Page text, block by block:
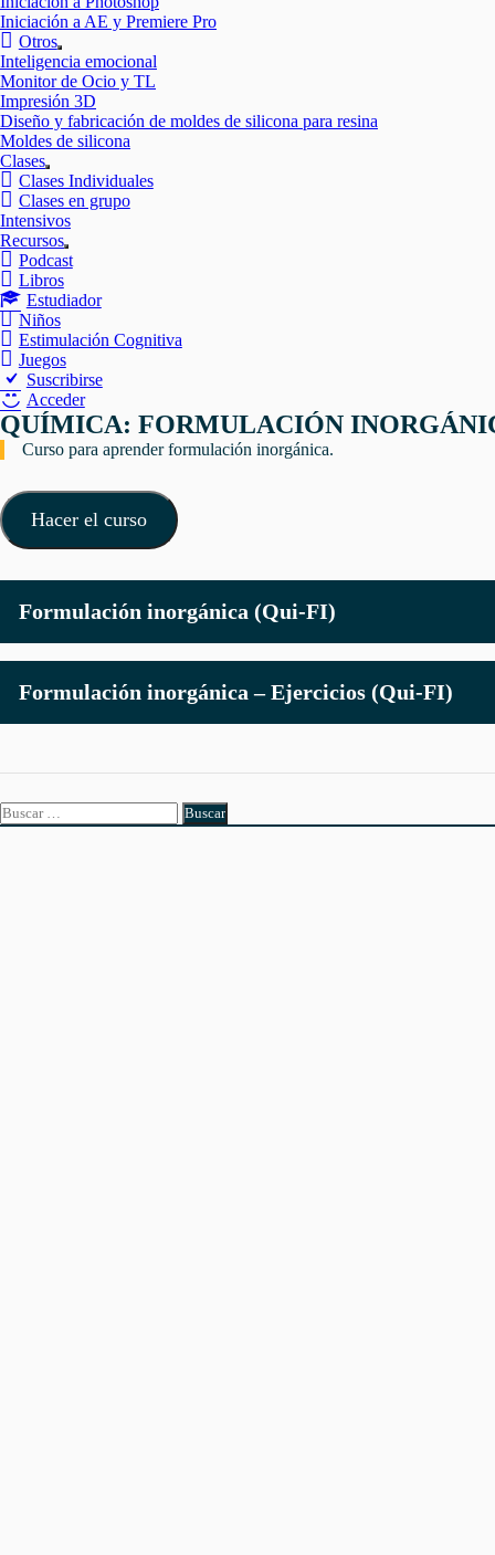
Iniciación a AE y Premiere Pro
Otros
Mostrar
el
submenú
Inteligencia emocional
Monitor de Ocio y TL
Impresión 3D
Diseño y fabricación de moldes de silicona para resina
Moldes de silicona
Clases
Mostrar
el
submenú
Clases Individuales
Clases en grupo
Intensivos
Recursos
Mostrar
el
Podcast
Libros
Estudiador
Niños
Estimulación Cognitiva
Juegos
Suscribirse
Acceder
QUÍMICA: FORMULACIÓN
Curso para aprender formulación inorgánica.
Hacer el curso
Formulación inorgánica (Qui-FI)
Formulación inorgánica – Ejercicios (Qui-FI)
Buscar: